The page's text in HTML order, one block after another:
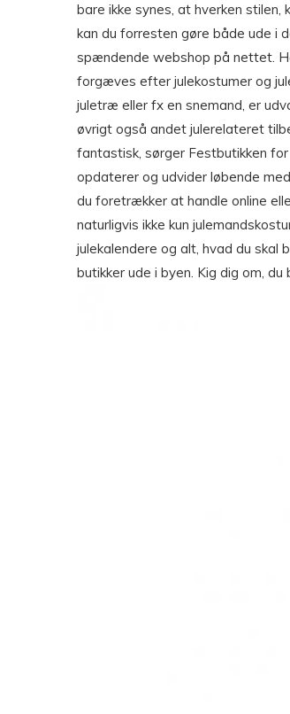
bare ikke synes, at hverken
kan du forresten gøre både ude i
spændende webshop på nettet.
forgæves efter julekostumer og
juletræ eller fx en snemand, er
øvrigt også andet julerelateret
fantastisk, sørger Festbutikken
opdaterer og udvider løbende
du foretrækker at handle online
naturligvis ikke kun
julekalendere og alt, hvad du skal
butikker ude i byen. Kig dig om,